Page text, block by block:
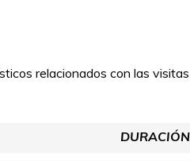
relacionados con las
DURACIÓN